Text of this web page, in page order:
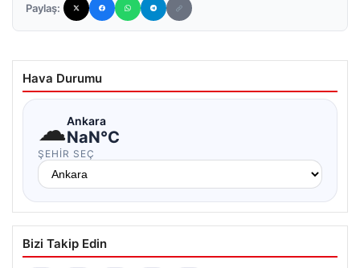
Paylaş:
Hava Durumu
☁Ankara
NaN°C
ŞEHIR SEÇ
Bizi Takip Edin